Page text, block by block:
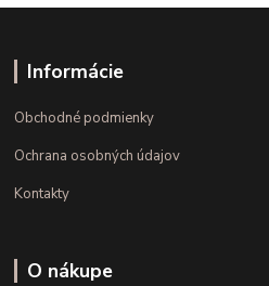
Informácie
Obchodné podmienky
Ochrana osobných údajov
Kontakty
O nákupe